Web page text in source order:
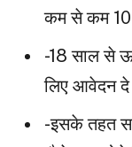
कम से कम
-18 साल से
लिए आवेदन
-इसके तहत